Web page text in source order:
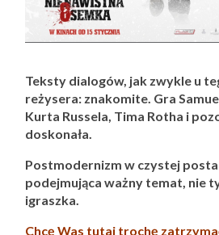
Teksty dialogów, jak zwykle u
reżysera: znakomite. Gra
Kurta Russela, Tima Rotha i
doskonała.
Postmodernizm w czystej
podejmująca ważny temat, nie
igraszka.
Chcę Was tutaj trochę